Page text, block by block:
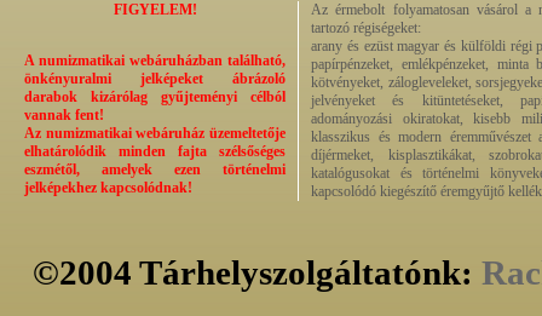
FIGYELEM!
A numizmatikai webáruházban található,
önkényuralmi jelképeket ábrázoló
darabok kizárólag gyűjteményi célból
vannak fent!
Az numizmatikai webáruház üzemeltetője
elhatárolódik minden fajta szélsőséges
eszmétől, amelyek ezen történelmi
jelképekhez kapcsolódnak!
Az érmebolt folyamatosan vásárol a
tartozó régiségeket:
arany és ezüst magyar és külföldi régi
papírpénzeket, emlékpénzeket, minta
kötvényeket, zálogleveleket,
jelvényeket és kitüntetéseket,
adományozási okiratokat, kisebb
klasszikus és modern éremművészet
díjérmeket, kisplasztikákat,
katalógusokat és történelmi
kapcsolódó kiegészítő éremgyűjtő
©2004 Tárhelyszolgáltatónk: